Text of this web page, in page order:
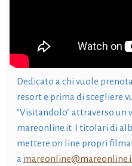
Dedicato a chi vuole
resort e prima di scegliere
"Visitandolo" attraverso un
mareonline.it. I titolari di
mettere on line propri
a